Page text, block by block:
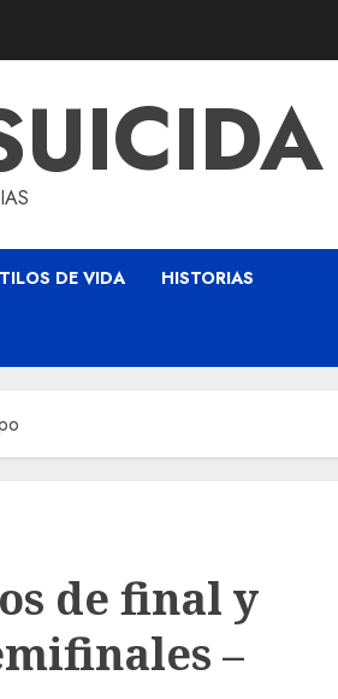
DE VIDA HISTORIAS
de final y
–